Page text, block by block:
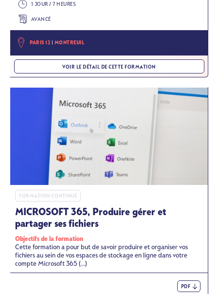
1 JOUR / 7 HEURES
AVANCÉ
PARIS 12 MONTREUIL
VOIR LE DÉTAIL DE CETTE FORMATION
FORMATION CONTINUE
MICROSOFT 365, Produire gérer et
partager ses fichiers
Objectifs de la formation
Cette formation a pour but de savoir produire et organiser vos
fichiers au sein de vos espaces de stockage en ligne dans votre
compte Microsoft 365 (...)
PDF